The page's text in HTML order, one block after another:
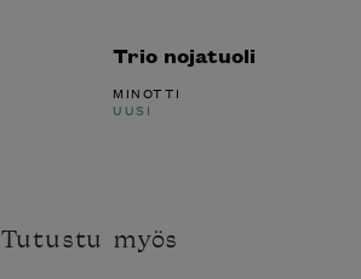
Trio nojatuoli
MINOTTI
UUSI
Tutustu myös